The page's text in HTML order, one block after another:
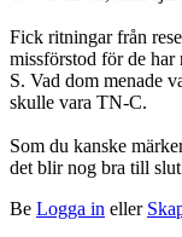
Fick ritningar från
missförstod för de
S. Vad dom menade
skulle vara TN-C.
Som du kanske
det blir nog bra till slut
Be Logga in eller